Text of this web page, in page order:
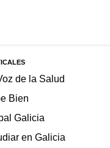
de la Salud
Bien
Galicia
en Galicia